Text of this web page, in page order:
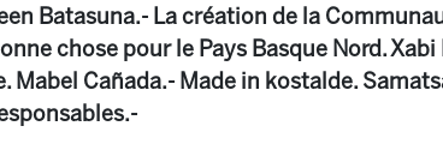
Batasuna.- La création de la
chose pour le Pays Basque Nord.
Mabel Cañada.- Made in kostalde.